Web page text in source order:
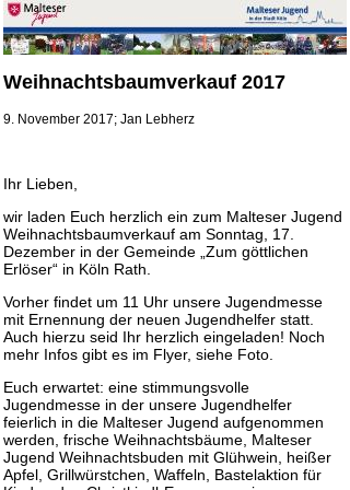
Weihnachtsbaumverkauf 2017
9. November 2017; Jan Lebherz
Ihr Lieben,
wir laden Euch herzlich ein zum Malteser Jugend
Weihnachtsbaumverkauf am Sonntag, 17.
Dezember in der Gemeinde „Zum göttlichen
Erlöser“ in Köln Rath.
Vorher findet um 11 Uhr unsere Jugendmesse
mit Ernennung der neuen Jugendhelfer statt.
Auch hierzu seid Ihr herzlich eingeladen! Noch
mehr Infos gibt es im Flyer, siehe Foto.
Euch erwartet: eine stimmungsvolle
Jugendmesse in der unsere Jugendhelfer
feierlich in die Malteser Jugend aufgenommen
werden, frische Weihnachtsbäume, Malteser
Jugend Weihnachtsbuden mit Glühwein, heißer
Apfel, Grillwürstchen, Waffeln, Bastelaktion für